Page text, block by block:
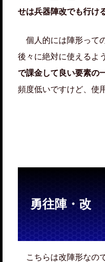
せは兵器陣改でも行け
個人的には陣形って
後々に絶対に使えるよ
で課金して良い要素の
頻度低いですけど、使
勇往陣・改
こちらは改陣形なの